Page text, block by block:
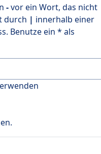
-vor ein Wort, das nicht
durch | innerhalb einer
Benutze ein * als